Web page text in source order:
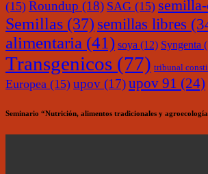
(15) Roundup (18) SAG (15)
Semillas (37) semillas libres
alimentaria (41) soya (12) Syngenta
Transgenicos (77) tribunal
Europea (15) upov (17)upov 91 (24)
Seminario “Nutrición, alimentos tradicionales y